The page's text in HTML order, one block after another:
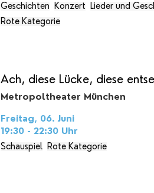
Geschichten
Konzert
Lieder und
Rote Kategorie
Ach, diese Lücke, diese
Metropoltheater München
Freitag, 06. Juni
19:30 - 22:30 Uhr
Schauspiel Rote Kategorie